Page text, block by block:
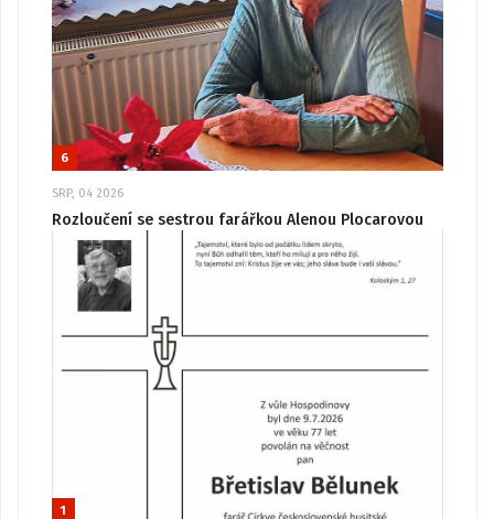
6
SRP, 04 2026
Rozloučení se sestrou farářkou Alenou Plocarovou
1